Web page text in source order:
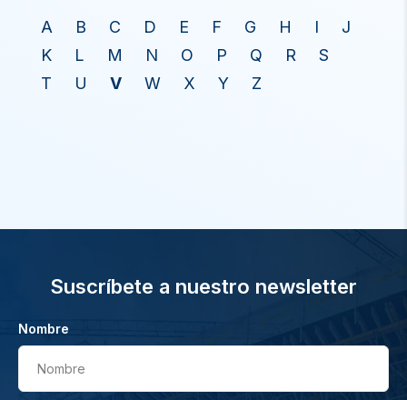
A
B C D E F G H I
J
K
L M N O P Q R
S
T
U V W X Y Z
Suscríbete a nuestro newsletter
Nombre
Nombre